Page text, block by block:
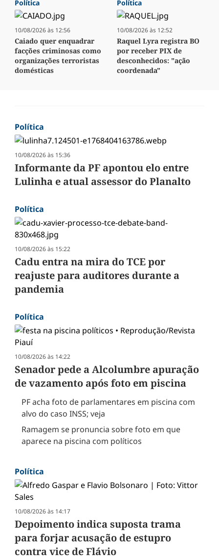
Política
10/08/2026 às 12:56
Caiado quer enquadrar
facções criminosas como
organizações terroristas
domésticas
Política
10/08/2026 às 12:52
Raquel Lyra registra BO
por receber PIX de
desconhecidos: "ação
coordenada"
Política
10/08/2026 às 15:36
Informante da PF apontou elo entre
Lulinha e atual assessor do Planalto
Política
10/08/2026 às 15:22
Cadu entra na mira do TCE por
reajuste para auditores durante a
pandemia
Política
10/08/2026 às 14:22
Senador pede a Alcolumbre apuração
de vazamento após foto em piscina
PF acha foto de parlamentares em piscina com
alvo do caso INSS; veja
Ramagem se pronuncia sobre foto em que
aparece na piscina com políticos
Política
10/08/2026 às 14:17
Depoimento indica suposta trama
para forjar acusação de estupro
contra vice de Flávio